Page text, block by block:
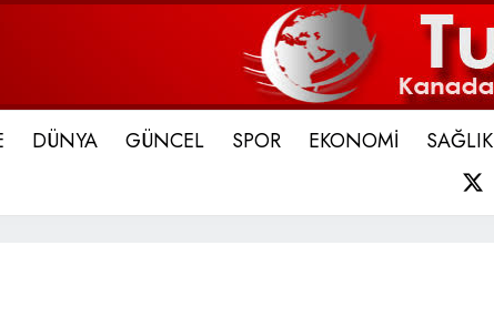
DÜNYA GÜNCEL SPOR EKONOMİ SAĞLIK